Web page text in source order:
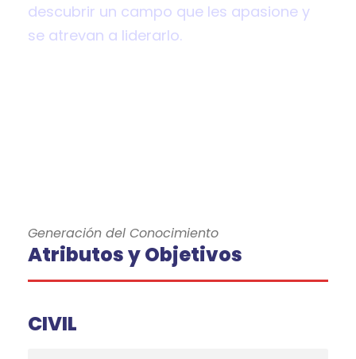
descubrir un campo que les apasione y
se atrevan a liderarlo.
Generación del Conocimiento
Atributos y Objetivos
CIVIL